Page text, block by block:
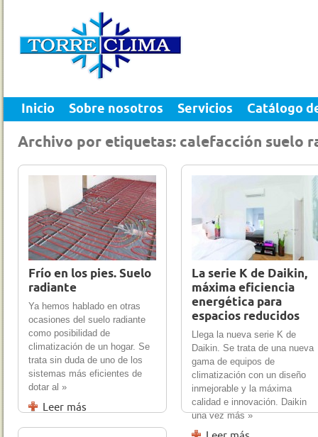
Inicio Sobre nosotros Servicios Catálogo
Archivo por etiquetas: calefacción suelo
0
Frío en los pies. Suelo
radiante
Ya hemos hablado en otras
ocasiones del suelo radiante
como posibilidad de
climatización de un hogar. Se
trata sin duda de uno de los
sistemas más eficientes de
dotar al »
Leer más
La serie K de Daikin,
máxima eficiencia
energética para
espacios reducidos
Llega la nueva serie K de
Daikin. Se trata de una nueva
gama de equipos de
climatización con un diseño
inmejorable y la máxima
calidad e innovación. Daikin
una vez más »